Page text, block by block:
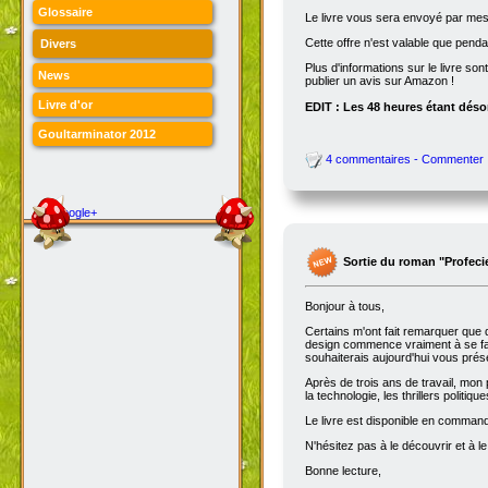
Glossaire
Divers
News
Livre d'or
Goultarminator 2012
Google+
Le livre vous sera envoyé par
Cette offre n'est valable que
Plus d'informations sur le livre
publier un avis sur Amazon !
EDIT : Les 48 heures étant
4 commentaires - Commenter
Sortie du roman
Bonjour à tous,
Certains m'ont fait remarquer que
design commence vraiment à se
souhaiterais aujourd'hui vous
Après de trois ans de travail,
la technologie, les thrillers
Le livre est disponible en
N'hésitez pas à le découvrir et à
Bonne lecture,